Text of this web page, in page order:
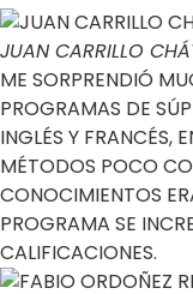
JUAN CARRILLO
ME SORPRENDIÓ
PROGRAMAS DE
INGLÉS Y FRANCÉS,
MÉTODOS POCO
CONOCIMIENTOS
PROGRAMA SE
CALIFICACIONES.